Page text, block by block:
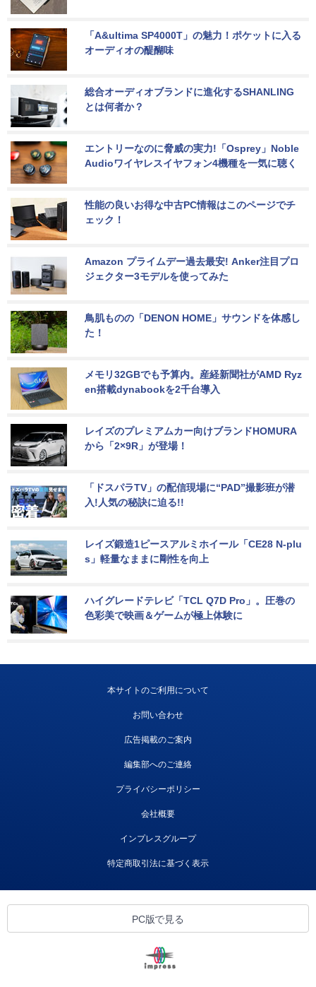
「A&ultima SP4000T」の魅力！ポケットに入る
オーディオの醍醐味
総合オーディオブランドに進化するSHANLING
とは何者か？
エントリーなのに脅威の実力!「Osprey」Noble
Audioワイヤレスイヤフォン4機種を一気に聴く
性能の良いお得な中古PC情報はこのページでチ
ェック！
Amazon プライムデー過去最安! Anker注目プロ
ジェクター3モデルを使ってみた
鳥肌ものの「DENON HOME」サウンドを体感し
た！
メモリ32GBでも予算内。産経新聞社がAMD Ryz
en搭載dynabookを2千台導入
レイズのプレミアムカー向けブランドHOMURA
から「2×9R」が登場！
「ドスパラTV」の配信現場に“PAD”撮影班が潜
入!人気の秘訣に迫る!!
レイズ鍛造1ピースアルミホイール「CE28 N-plu
s」軽量なままに剛性を向上
ハイグレードテレビ「TCL Q7D Pro」。圧巻の
色彩美で映画＆ゲームが極上体験に
本サイトのご利用について
お問い合わせ
広告掲載のご案内
編集部へのご連絡
プライバシーポリシー
会社概要
インプレスグループ
特定商取引法に基づく表示
PC版で見る